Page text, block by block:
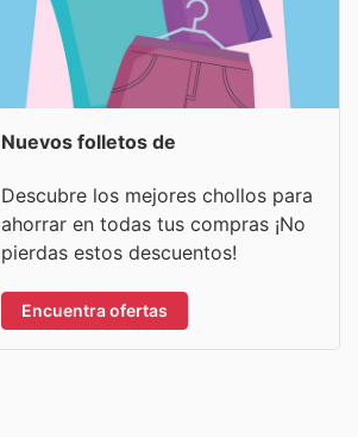
Nuevos folletos de
Descubre los mejores chollos para
ahorrar en todas tus compras ¡No
pierdas estos descuentos!
Encuentra ofertas